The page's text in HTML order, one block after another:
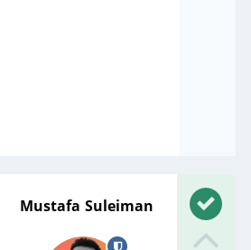
Mustafa Suleiman